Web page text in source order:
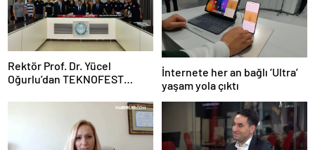
Rektör Prof. Dr. Yücel
Oğurlu’dan TEKNOFEST
İnternete her an bağlı ‘Ultra’
yaşam yola çıktı